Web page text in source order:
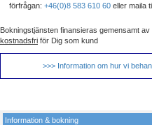
förfrågan: +46(0)8 583 610 60eller maila
Bokningstjänsten finansieras gemensamt
kostnadsfri för Dig som kund
>>> Information om hur vi
Information & bokning